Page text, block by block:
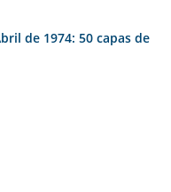
de 1974: 50 capas de